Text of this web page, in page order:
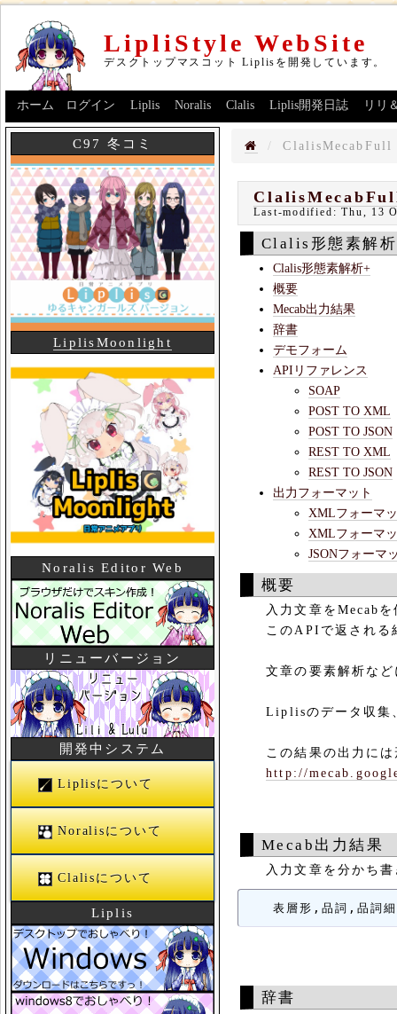
LipliStyle WebSite
デスクトップマスコット Liplisを開発しています。
ホーム ログイン Liplis Noralis Clalis Liplis開発日誌 リリ
ClalisMecabFull
Last-modified:Thu, 13
Clalis形態素解
Clalis形態素解析+
概要
Mecab出力結果
辞書
デモフォーム
APIリファレンス
SOAP
POST TO XML
POST TO JSON
REST TO XML
REST TO JSON
出力フォーマット
XMLフォーマ
XMLフォーマ
JSONフォーマ
概要
入力文章をMecabを
このAPIで返される結
文章の要素解析など
Liplisのデータ収集、
この結果の出力には
http://
Mecab出力結果
入力文章を分かち書
表層形,品詞,品詞
辞書
C97 冬コミ
LiplisMoonlight
Noralis Editor Web
リニューバージョン
開発中システム
Liplisについて
Noralisについて
Clalisについて
Liplis